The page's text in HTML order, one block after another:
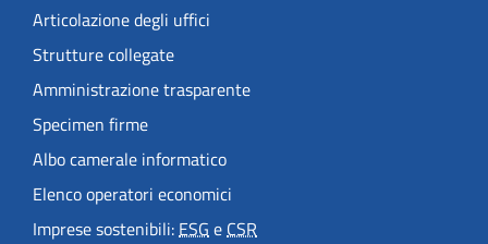
Articolazione degli uffici
Strutture collegate
Amministrazione trasparente
Specimen firme
Albo camerale informatico
Elenco operatori economici
Imprese sostenibili:ESGeCSR